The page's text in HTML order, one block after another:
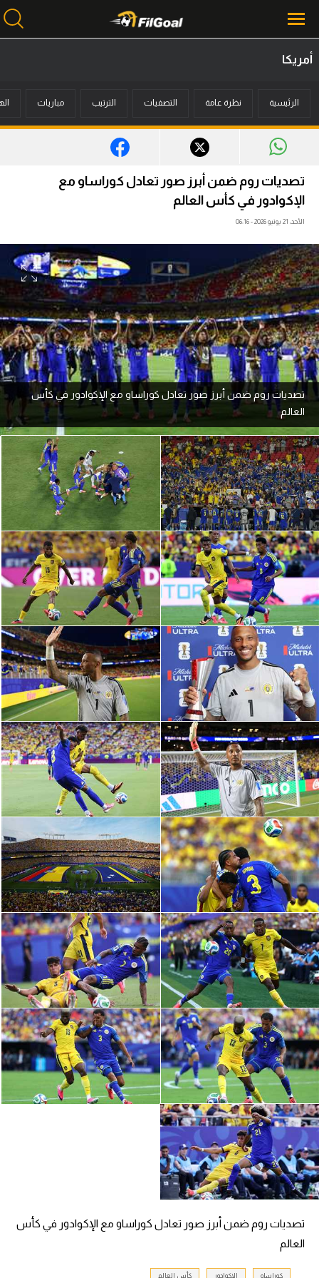
أخبار
ميركاتو
فانتازي في الجول
مسابقة التوقعات
فيديوهات
عدسات
آراء حرة
ركن الألعاب
بطولات
أمريكا 2026
الدوري المصري
الدوري الإنجليزي الممتاز
الدوري الإسباني
الدوري الإيطالي
الدوري الألماني
الدوري الفرنسي
الدوري السعودي للمحترفين
دوري أبطال أوروبا
دوري أبطال إفريقيا
كل البطولات
أقسام
الكرة المصرية
الدوري المصري
الكرة الأوروبية
الكرة الإفريقية
منتخب مصر
سعودي في الجول
الدوري الإنجليزي
الدوري الإسباني
دوري أبطال أوروبا
القسم الثاني
رياضات أخرى
أمم إفريقيا
كرة السلة الأمريكية
أمريكا
الرئيسية نظرة عامة التصفيات الترتيب مباريات
تصديات روم ضمن أبرز صور تعادل كوراساو مع
الإكوادور في كأس العالم
الأحد، 21 يونيو 2026 - 06:16
تصديات روم ضمن أبرز صور تعادل كوراساو مع الإكوادور في كأس
العالم
تصديات روم ضمن أبرز صور تعادل كوراساو مع الإكوادور في كأس
العالم
كوراساو الإكوادور كأس العالم